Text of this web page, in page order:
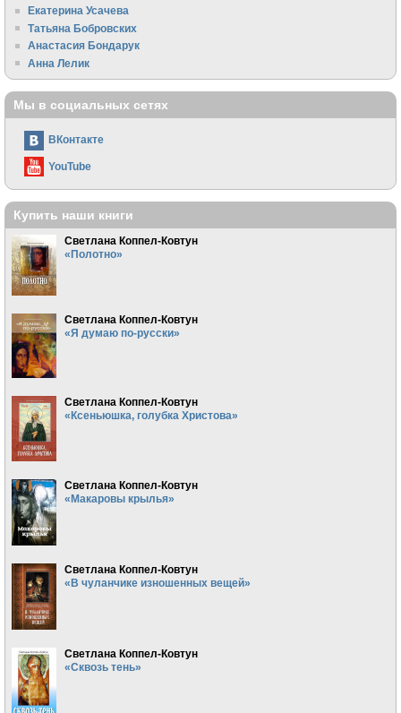
Екатерина Усачева
Татьяна Бобровских
Анастасия Бондарук
Анна Лелик
Мы в социальных сетях
ВКонтакте
YouTube
Купить наши книги
Светлана Коппел-Ковтун
«Полотно»
Светлана Коппел-Ковтун
«Я думаю по-русски»
Светлана Коппел-Ковтун
«Ксеньюшка, голубка Христова»
Светлана Коппел-Ковтун
«Макаровы крылья»
Светлана Коппел-Ковтун
«В чуланчике изношенных вещей»
Светлана Коппел-Ковтун
«Сквозь тень»